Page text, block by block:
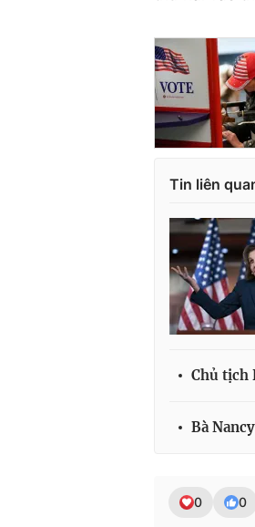
Tin liên
Chủ tịch
Bà
0 0